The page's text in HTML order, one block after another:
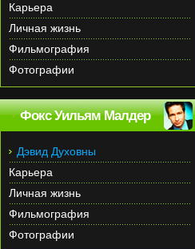
Карьера
Личная жизнь
Фильмография
Фотографии
Фокс Уильям Малдер
Дэвид Духовны
Карьера
Личная жизнь
Фильмография
Фотографии